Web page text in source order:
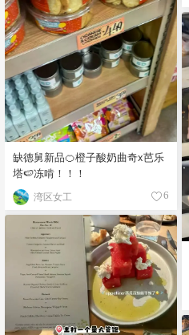
缺德舅新品🍊橙子酸奶曲奇x芭乐
塔🍉冻啃！！！
湾区女工 6